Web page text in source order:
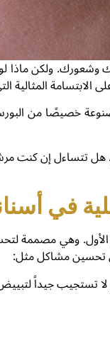
ولكن ماذا
المثالية
خصيصًا من
تتساءل إن كنت
الأول. وهي مصممة
تحسين مشاكل مثل:
لا تستجيب جيداً